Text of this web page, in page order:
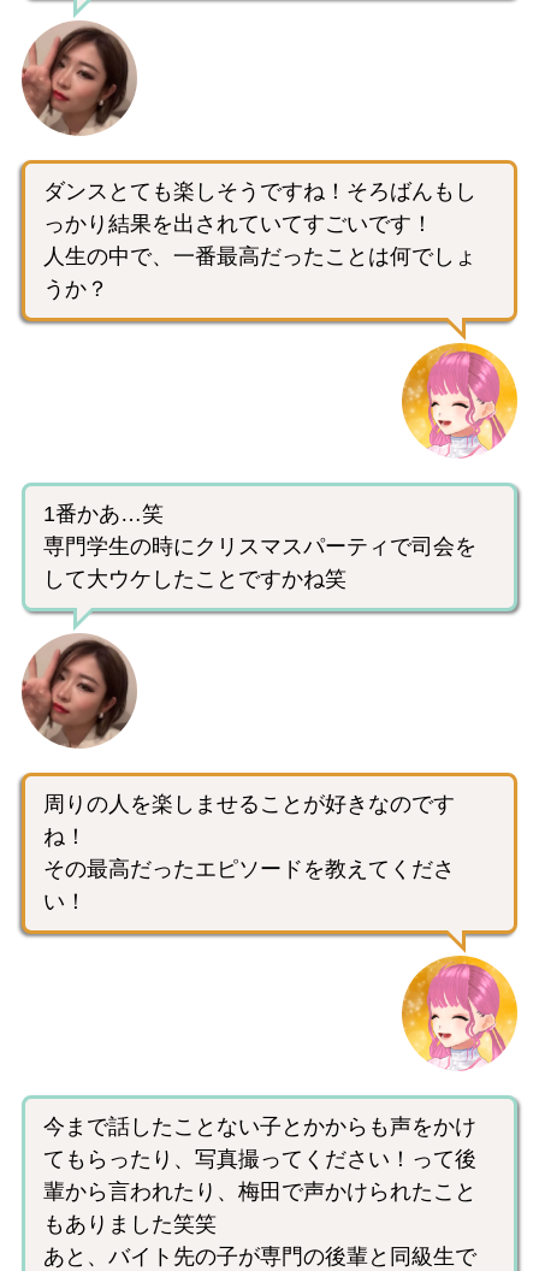
ダンスとても楽しそうですね！そろばんもし
っかり結果を出されていてすごいです！
人生の中で、一番最高だったことは何でしょ
うか？
1番かあ…笑
専門学生の時にクリスマスパーティで司会を
して大ウケしたことですかね笑
周りの人を楽しませることが好きなのです
ね！
その最高だったエピソードを教えてくださ
い！
今まで話したことない子とかからも声をかけ
てもらったり、写真撮ってください！って後
輩から言われたり、梅田で声かけられたこと
もありました笑笑
あと、バイト先の子が専門の後輩と同級生で